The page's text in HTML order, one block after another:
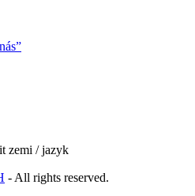
zemi / jazyk
- All rights reserved.